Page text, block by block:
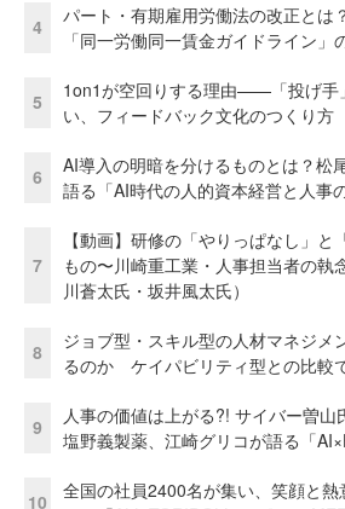
4
パート・有期雇用労働法の改正とは
「同一労働同一賃金ガイドライン」
5
1on1が空回りする理由——「投げ手
い、フィードバック文化のつくり方
6
AI導入の明暗を分けるものとは？松
語る「AI時代の人的資本経営と人事
7
【動画】研修の「やりっぱなし」と
もの〜川崎重工業・人事担当者の執
川蒼太氏・坂井風太氏）
8
ジョブ型・スキル型の人材マネジメ
るのか ケイパビリティ型との比較
9
人事の価値は上がる?! サイバー曽山
塩野義製薬、江崎グリコが語る「
10
全国の社員2400名が集い、笑顔と熱